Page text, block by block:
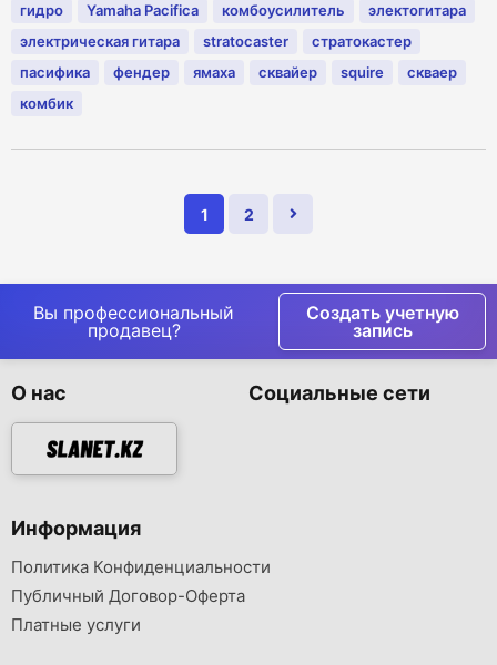
гидро
Yamaha Pacifica комбоусилитель
электогитара
электрическая гитара
stratocaster
стратокастер
пасифика
фендер ямаха сквайер squire
скваер
комбик
1 2
Вы профессиональный
продавец?
Создать учетную
запись
О нас Социальные сети
Информация
Политика Конфиденциальности
Публичный Договор-Оферта
Платные услуги